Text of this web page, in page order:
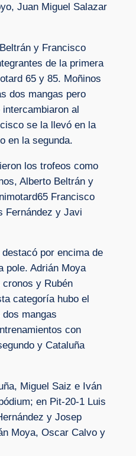
Juan Miguel Salazar
y Francisco
de la primera
65 y 85. Moñinos
dos mangas pero
al
se la llevó en la
en la segunda.
los trofeos como
Alberto Beltrán y
Francisco
Fernández y Javi
por encima de
pole. Adrián Moya
y Rubén
categoría hubo el
mangas
con
y Cataluña
Miguel Saiz e Iván
en Pit-20-1 Luis
y Josep
Moya, Oscar Calvo y